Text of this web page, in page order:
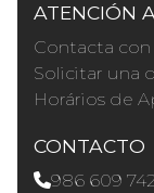
ATENCIÓN
Contacta
Solicitar una
Horários de
CONTACTO
986 609 742